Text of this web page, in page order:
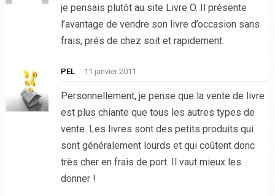
je pensais plutôt au site Livre O. Il présente
l’avantage de vendre son livre d’occasion sans
frais, prés de chez soit et rapidement.
PEL 11 janvier 2011
Personnellement, je pense que la vente de livre
est plus chiante que tous les autres types de
vente. Les livres sont des petits produits qui
sont généralement lourds et qui coûtent donc
très cher en frais de port. Il vaut mieux les
donner !